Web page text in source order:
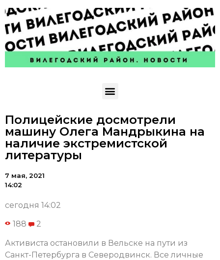
Полицейские досмотрели
машину Олега Мандрыкина на
наличие экстремистской
литературы
7 мая, 2021
14:02
сегодня 14:02
188 2
Активиста остановили в Вельске на пути из
Санкт-Петербурга в Северодвинск. Все личные